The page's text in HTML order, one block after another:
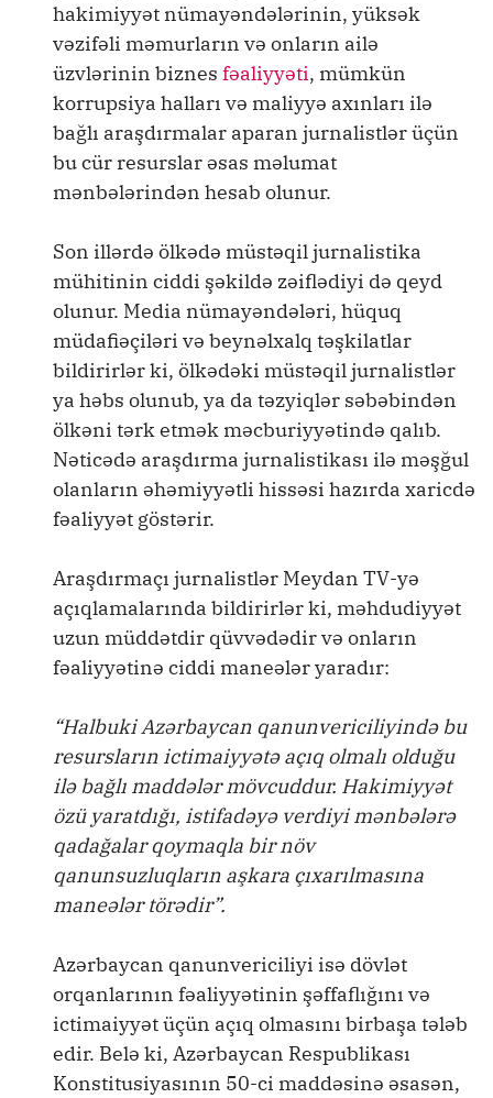
hakimiyyət nümayəndələrinin, yüksək
vəzifəli məmurların və onların ailə
üzvlərinin biznes fəaliyyəti, mümkün
korrupsiya halları və maliyyə axınları ilə
bağlı araşdırmalar aparan jurnalistlər üçün
bu cür resurslar əsas məlumat
mənbələrindən hesab olunur.
Son illərdə ölkədə müstəqil jurnalistika
mühitinin ciddi şəkildə zəiflədiyi də qeyd
olunur. Media nümayəndələri, hüquq
müdafiəçiləri və beynəlxalq təşkilatlar
bildirirlər ki, ölkədəki müstəqil jurnalistlər
ya həbs olunub, ya da təzyiqlər səbəbindən
ölkəni tərk etmək məcburiyyətində qalıb.
Nəticədə araşdırma jurnalistikası ilə məşğul
olanların əhəmiyyətli hissəsi hazırda xaricdə
fəaliyyət göstərir.
Araşdırmaçı jurnalistlər Meydan TV-yə
açıqlamalarında bildirirlər ki, məhdudiyyət
uzun müddətdir qüvvədədir və onların
fəaliyyətinə ciddi maneələr yaradır:
“Halbuki Azərbaycan qanunvericiliyində bu
resursların ictimaiyyətə açıq olmalı olduğu
ilə bağlı maddələr mövcuddur. Hakimiyyət
özü yaratdığı, istifadəyə verdiyi mənbələrə
qadağalar qoymaqla bir növ
qanunsuzluqların aşkara çıxarılmasına
maneələr törədir”.
Azərbaycan qanunvericiliyi isə dövlət
orqanlarının fəaliyyətinin şəffaflığını və
ictimaiyyət üçün açıq olmasını birbaşa tələb
edir. Belə ki, Azərbaycan Respublikası
Konstitusiyasının 50-ci maddəsinə əsasən,